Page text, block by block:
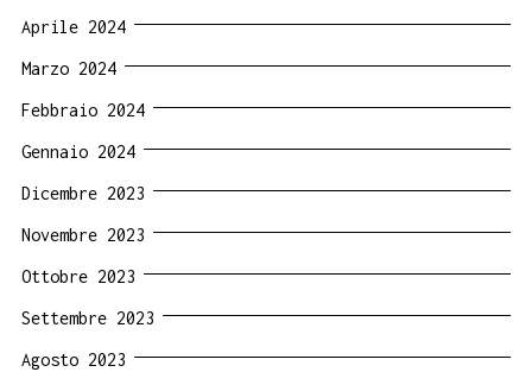
Aprile 2024
Marzo 2024
Febbraio 2024
Gennaio 2024
Dicembre 2023
Novembre 2023
Ottobre 2023
Settembre 2023
Agosto 2023